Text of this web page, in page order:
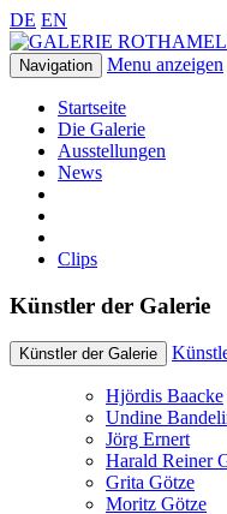
DE EN
Navigation Menu anzeigen
Startseite
Die Galerie
Ausstellungen
News
Clips
Künstler der Galerie
Künstler der Galerie
Hjördis Baacke
Undine
Jörg Ernert
Harald Reiner
Grita Götze
Moritz Götze